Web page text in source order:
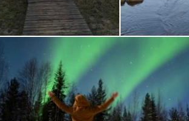
10 Tipps für eine
Jagd auf Nordlichter
31. JANUAR 2018